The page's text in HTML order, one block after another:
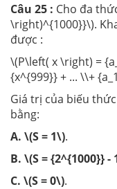
Câu 25 : Cho đa
\right)^{1000}}\).
được :
\(P\left( x \right) =
{x^{999}} + ... \\+
Giá trị của biếu thức
bằng:
A. \(S = 1\).
B. \(S = {2^{1000}} -
C. \(S = 0\).